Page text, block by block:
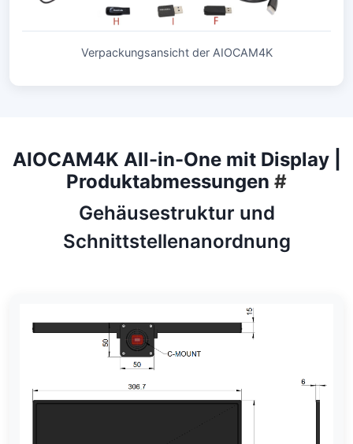
Verpackungsansicht der AIOCAM4K
AIOCAM4K All-in-One mit Display |
Produktabmessungen #
Gehäusestruktur und
Schnittstellenanordnung